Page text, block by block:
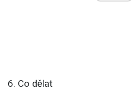
6. Co dělat